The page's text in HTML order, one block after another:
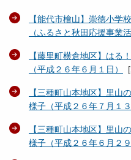
【能代市檜山】崇徳小学
（ふるさと秋田応援事業活
【藤里町横倉地区】はる
（平成２６年６月１日）
[
【三種町山本地区】里
様子（平成２６年７月１３
【三種町山本地区】里
様子（平成２６年６月２９